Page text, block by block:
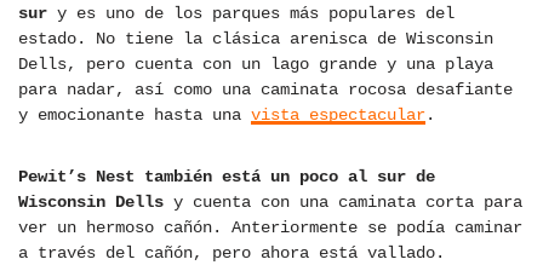
sur y es uno de los parques más populares del
estado. No tiene la clásica arenisca de Wisconsin
Dells, pero cuenta con un lago grande y una playa
para nadar, así como una caminata rocosa desafiante
y emocionante hasta una vista espectacular.
Pewit’s Nest también está un poco al sur de
Wisconsin Dells y cuenta con una caminata corta para
ver un hermoso cañón. Anteriormente se podía caminar
a través del cañón, pero ahora está vallado.